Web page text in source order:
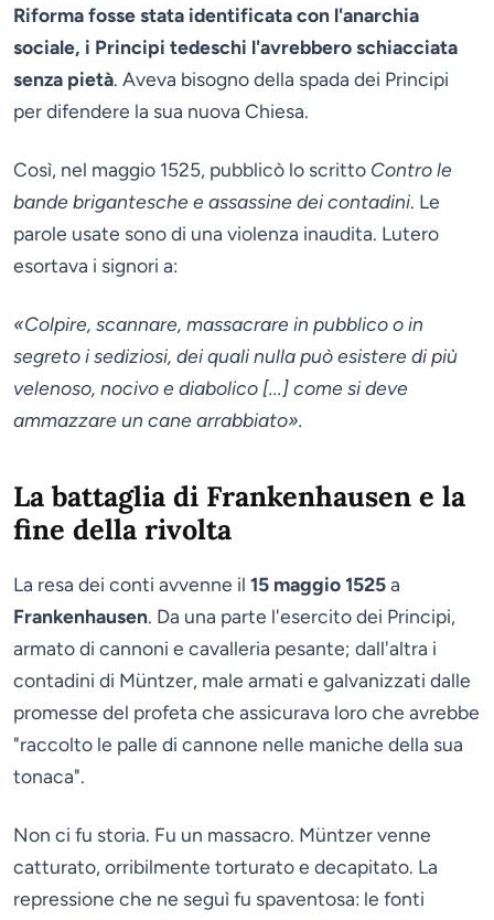
Riforma fosse stata identificata con l'anarchia
sociale, i Principi tedeschi l'avrebbero schiacciata
senza pietà. Aveva bisogno della spada dei Principi
per difendere la sua nuova Chiesa.
Così, nel maggio 1525, pubblicò lo scritto Contro le
bande brigantesche e assassine dei contadini. Le
parole usate sono di una violenza inaudita. Lutero
esortava i signori a:
«Colpire, scannare, massacrare in pubblico o in
segreto i sediziosi, dei quali nulla può esistere di più
velenoso, nocivo e diabolico [...] come si deve
ammazzare un cane arrabbiato».
La battaglia di Frankenhausen e la
fine della rivolta
La resa dei conti avvenne il 15 maggio 1525a
Frankenhausen. Da una parte l'esercito dei Principi,
armato di cannoni e cavalleria pesante; dall'altra i
contadini di Müntzer, male armati e galvanizzati dalle
promesse del profeta che assicurava loro che avrebbe
"raccolto le palle di cannone nelle maniche della sua
tonaca".
Non ci fu storia. Fu un massacro. Müntzer venne
catturato, orribilmente torturato e decapitato. La
repressione che ne seguì fu spaventosa: le fonti